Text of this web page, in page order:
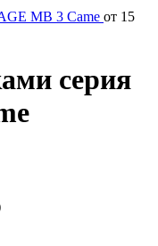
MB 3 Came от 15
серия